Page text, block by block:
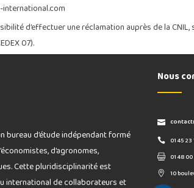
d’effectuer une réclamation auprès de la
07).
bureau d’étude indépendant formé
d’agronomes,
Cette pluridisciplinarité est
international de collaborateurs et
Nous
01 45 23
01 48 00
10